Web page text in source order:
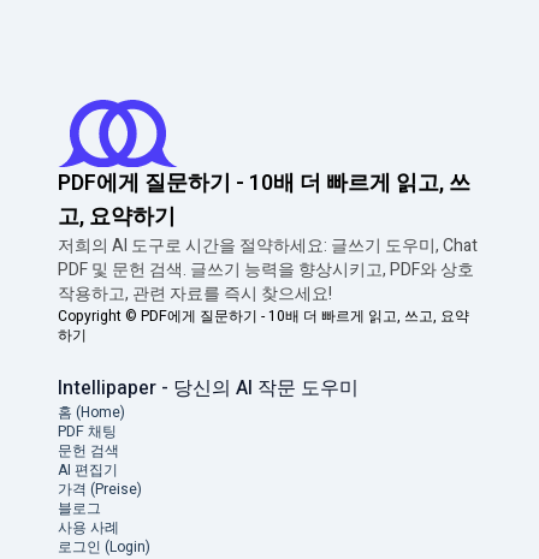
PDF에게 질문하기 - 10배 더 빠르게 읽고, 쓰
고, 요약하기
저희의 AI 도구로 시간을 절약하세요: 글쓰기 도우미, Chat
PDF 및 문헌 검색. 글쓰기 능력을 향상시키고, PDF와 상호
작용하고, 관련 자료를 즉시 찾으세요!
Copyright © PDF에게 질문하기 - 10배 더 빠르게 읽고, 쓰고, 요약
하기
Intellipaper - 당신의 AI 작문 도우미
홈 (Home)
PDF 채팅
문헌 검색
AI 편집기
가격 (Preise)
블로그
사용 사례
로그인 (Login)